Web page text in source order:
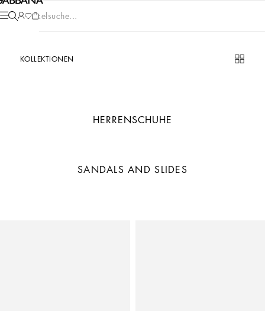
Artikelsuche...
KOLLEKTIONEN
HERRENSCHUHE
SANDALS AND SLIDES